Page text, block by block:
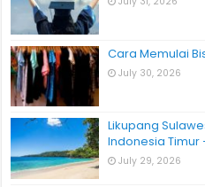
Cara Memulai
July 30, 2026
Likupang
Indonesia Timur
July 29, 2026